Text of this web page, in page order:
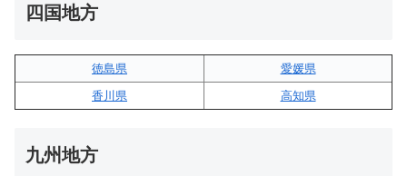
四国地方
徳島県
愛媛県
香川県
高知県
九州地方